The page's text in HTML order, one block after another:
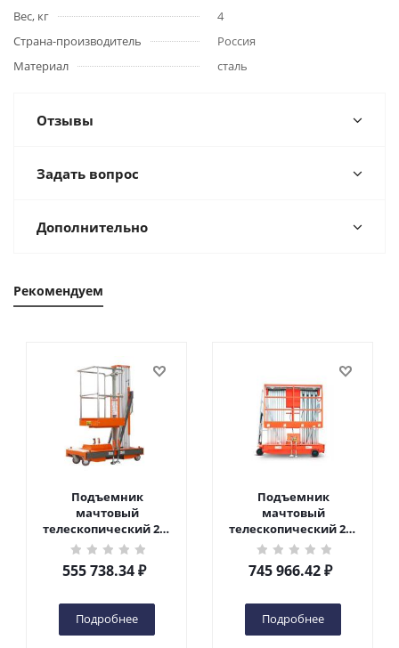
Вес, кг
4
Страна-производитель
Россия
Материал
сталь
Отзывы
Задать вопрос
Дополнительно
Рекомендуем
Подъемник
мачтовый
телескопический 200
кг 6 м TOR GTWY6-200S
DC 2-мачтовый
(автономный) (G) в
555 738.34₽
Подробнее
Подъемник
мачтовый
телескопический 200
кг 10 м TOR GTWY10-
200S DC 2-мачтовый
(автономный) (N) в
745 966.42₽
Подробнее